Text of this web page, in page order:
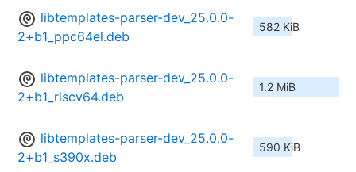
libtemplates-parser-dev_25.0.0-
2+b1_ppc64el.deb
582 KiB
libtemplates-parser-dev_25.0.0-
2+b1_riscv64.deb
1.2 MiB
libtemplates-parser-dev_25.0.0-
2+b1_s390x.deb
590 KiB